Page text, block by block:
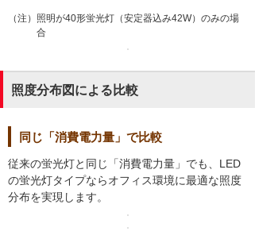
（注）照明が40形蛍光灯（安定器込み42W）のみの場
合
照度分布図による比較
同じ「消費電力量」で比較
従来の蛍光灯と同じ「消費電力量」でも、LED
の蛍光灯タイプならオフィス環境に最適な照度
分布を実現します。